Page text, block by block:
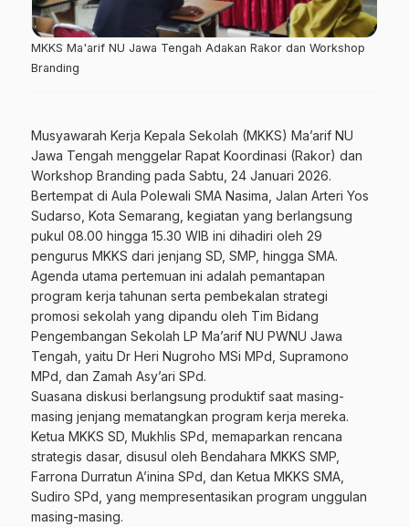
MKKS Ma'arif NU Jawa Tengah Adakan Rakor dan Workshop
Branding
Musyawarah Kerja Kepala Sekolah (MKKS) Ma’arif NU
Jawa Tengah menggelar Rapat Koordinasi (Rakor) dan
Workshop Branding pada Sabtu, 24 Januari 2026.
Bertempat di Aula Polewali SMA Nasima, Jalan Arteri Yos
Sudarso, Kota Semarang, kegiatan yang berlangsung
pukul 08.00 hingga 15.30 WIB ini dihadiri oleh 29
pengurus MKKS dari jenjang SD, SMP, hingga SMA.
Agenda utama pertemuan ini adalah pemantapan
program kerja tahunan serta pembekalan strategi
promosi sekolah yang dipandu oleh Tim Bidang
Pengembangan Sekolah LP Ma’arif NU PWNU Jawa
Tengah, yaitu Dr Heri Nugroho MSi MPd, Supramono
MPd, dan Zamah Asy’ari SPd.
Suasana diskusi berlangsung produktif saat masing-
masing jenjang mematangkan program kerja mereka.
Ketua MKKS SD, Mukhlis SPd, memaparkan rencana
strategis dasar, disusul oleh Bendahara MKKS SMP,
Farrona Durratun A’inina SPd, dan Ketua MKKS SMA,
Sudiro SPd, yang mempresentasikan program unggulan
masing-masing.